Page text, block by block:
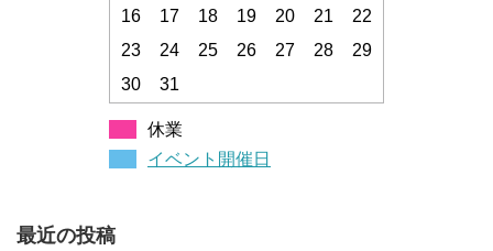
16
17 18 19 20 21
22
23
24 25 26 27 28
29
30
31
休業
イベント開催日
最近の投稿